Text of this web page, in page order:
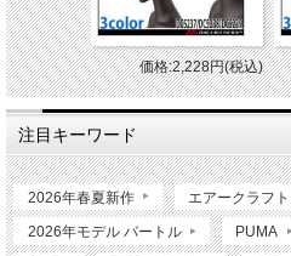
価格:2,228円(税込)
注目キーワード
2026年春夏新作 エアークラフト
2026年モデル バートル PUMA